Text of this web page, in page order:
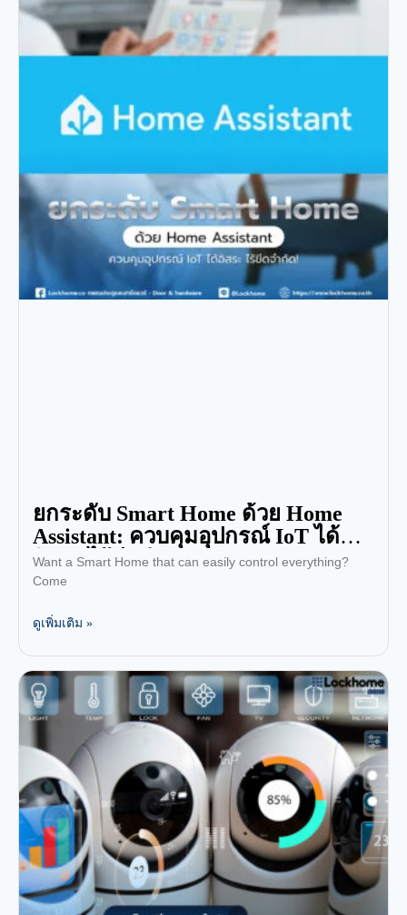
ยกระดับ Smart Home ด้วย Home
Assistant: ควบคุมอุปกรณ์ IoT ได้
อิสระ ไร้ขีดจำกัด!
Want a Smart Home that can easily control everything?
Come
ดูเพิ่มเติม »